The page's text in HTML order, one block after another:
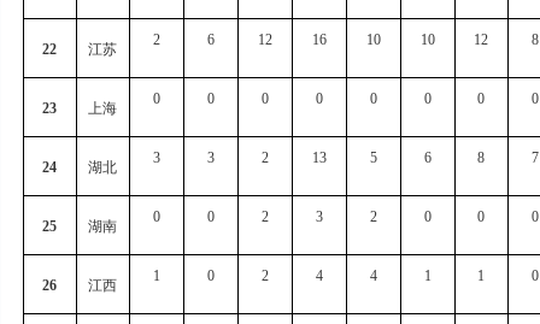
22 江苏
2 6 12 16 10 10 12 8
23 上海
0 0 0 0 0 0 0 0
24 湖北
3 3 2 13 5 6 8 7
25 湖南
0 0 2 3 2 0 0 0
26 江西
1 0 2 4 4 1 1 0